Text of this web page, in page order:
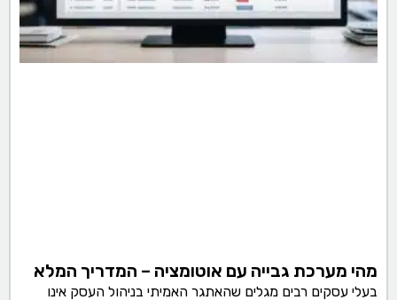
מהי מערכת גבייה עם אוטומציה – המדריך המלא
בעלי עסקים רבים מגלים שהאתגר האמיתי בניהול העסק אינו